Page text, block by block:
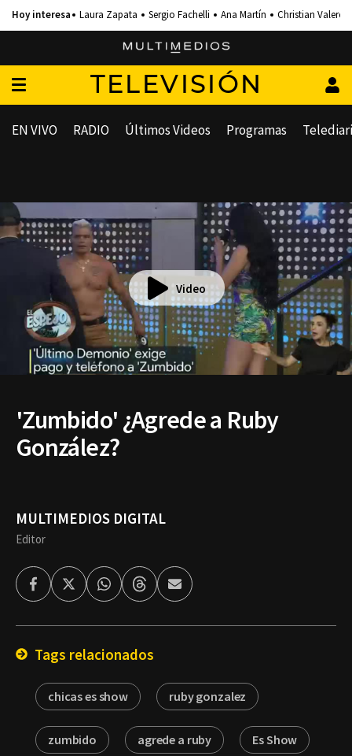
Laura Zapata Sergio Fachelli Ana Martín Christian Valero
TELEVISIÓN
EN VIVO RADIO Últimos Videos Programas
Video
'Zumbido' ¿Agrede a Ruby
González?
MULTIMEDIOS DIGITAL
Editor
FacebookTwitterWhatsappThreadsEnviar
por
Tags relacionados
chicas es show ruby gonzalez
zumbido agrede a ruby Es Show